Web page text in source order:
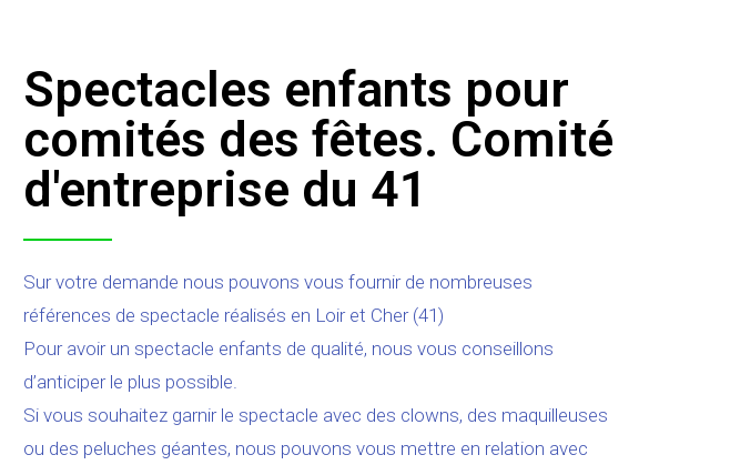
Spectacles enfants pour
comités des fêtes. Comité
d'entreprise du 41
Sur votre demande nous pouvons vous fournir de nombreuses
références de spectacle réalisés en Loir et Cher (41)
Pour avoir un spectacle enfants de qualité, nous vous conseillons
d’anticiper le plus possible.
Si vous souhaitez garnir le spectacle avec des clowns, des maquilleuses
ou des peluches géantes, nous pouvons vous mettre en relation avec